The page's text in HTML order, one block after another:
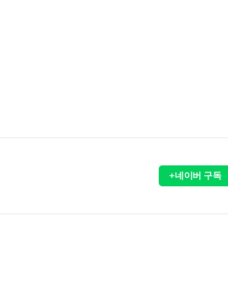
+네이버 구독